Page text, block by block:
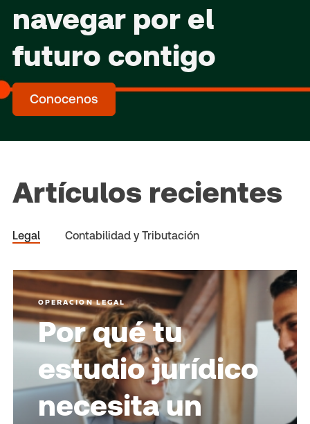
navegar por el
futuro contigo
Conocenos
Artículos recientes
Legal Contabilidad y Tributación
OPERACION LEGAL
Por qué tu
estudio jurídico
necesita un